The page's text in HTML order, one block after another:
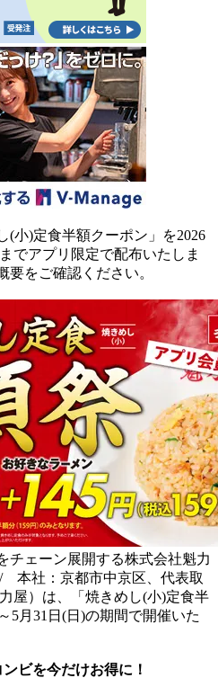
(小)定食半額クーポン」を2026
でアプリ限定で配布いたしま
をご確認ください。
チェーン展開する株式会社魁力
本社：京都市中京区、代表取
屋）は、「焼きめし(小)定食半
5月31日(日)の期間で開催いた
ビを今だけお得に！